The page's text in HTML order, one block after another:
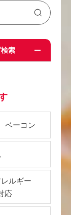
索
ベーコン
ルギー
応